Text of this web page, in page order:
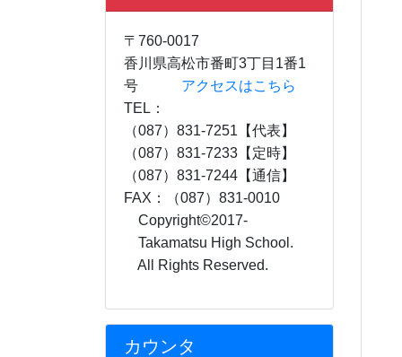
〒760-0017
香川県高松市番町3丁目1番1
号 アクセスはこちら
TEL：
（087）831-7251【代表】
（087）831-7233【定時】
（087）831-7244【通信】
FAX：（087）831-0010
Copyright©2017-
Takamatsu High School.
All Rights Reserved.
カウンタ